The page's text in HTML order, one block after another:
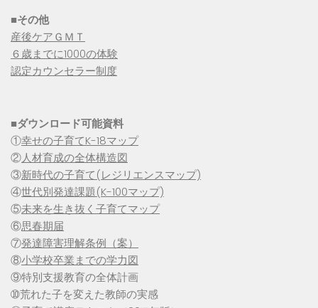
■その他
産後ケアＧＭＴ
６歳までに1000の体験
認定カウンセラー制度
■ダウンロード可能資料
①幸せの子育てK-18マップ
②人材育成の全体構造図
③新時代の子育て(レジリエンスマップ)
④世代別発達課題(K-100マップ)
⑤未来を生き抜く子育てマップ
⑥思春期届
⑦発達障害理解条例（案）
⑧小学校卒業までの学力図
⑨特別支援教育の全体計画
➉荒れた子を変えた教師の実感